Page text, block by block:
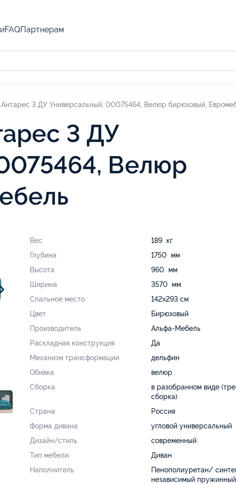
FAQПартнерам
Антарес 3 ДУ Универсальный, 00075464, Велюр бирюзовый,
3 ДУ
Велюр
Вес
189 кг
Глубина
1750 мм
Высота
960 мм
Ширина
3570 мм
Спальное место
142х293 см
Цвет
Бирюзовый
Производитель
Альфа-Мебель
Раскладная конструкция
Да
Механизм трансформации
дельфин
Обивка
велюр
Сборка
в разобранном виде
сборка)
Страна
Россия
Форма дивана
угловой универсальный
Дизайн/стиль
современный
Тип мебели
Диван
Наполнитель
Пенополиуретан/
независимый